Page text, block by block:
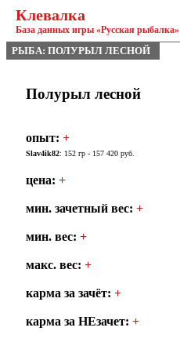
Клевалка
База данных игры «Русская рыбалка»
РЫБА: ПОЛУРЫЛ ЛЕСНОЙ
Полурыл лесной
опыт: +
Slav4ik82: 152 гр - 157 420 руб.
цена: +
мин. зачетный вес: +
мин. вес: +
макс. вес: +
карма за зачёт: +
карма за НЕзачет: +